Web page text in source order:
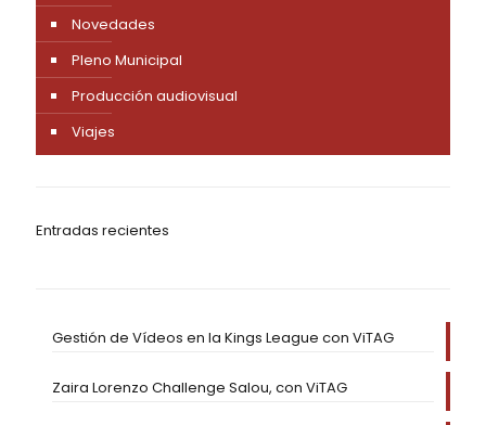
Novedades
Pleno Municipal
Producción audiovisual
Viajes
Entradas recientes
Gestión de Vídeos en la Kings League con ViTAG
Zaira Lorenzo Challenge Salou, con ViTAG